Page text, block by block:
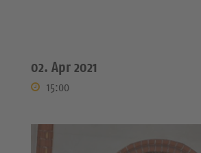
02. Apr 2021
15:00